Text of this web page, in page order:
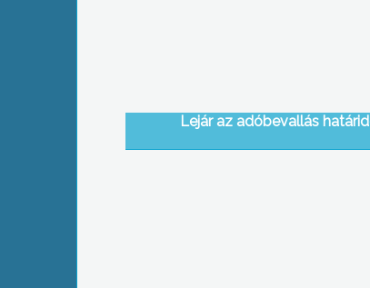
Lejár az adóbevallás